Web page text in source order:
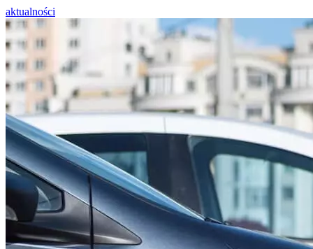
aktualności